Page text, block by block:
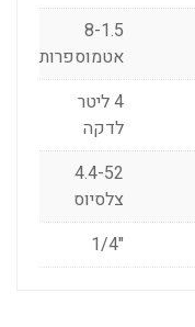
8-1.5
אטמוספרות
4 ליטר
לדקה
4.4-52
צלסיוס
"1/4